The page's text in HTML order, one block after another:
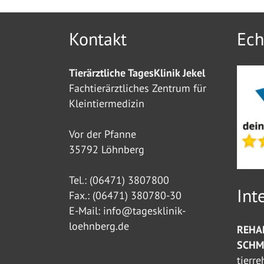
Kontakt
Tierärztliche TagesKlinik Jekel
Fachtierärztliches Zentrum für
Kleintiermedizin
Vor der Pfanne
35792 Löhnberg
Tel.: (06471) 3807800
Fax.: (06471) 380780-30
E-Mail: info@tagesklinik-
loehnberg.de